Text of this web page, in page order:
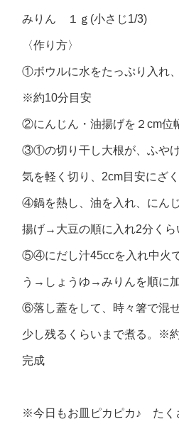
みりん １ｇ(小さじ1/3)
〈作り方〉
①ボウルに水をたっぷり入れ
※約10分目安
②にんじん・油揚げを２cm位
③①の切り干し大根が、ふや
気を軽く切り、2cm目安にざ
④鍋を熱し、油を入れ、にん
揚げ→大豆の順に入れ2分くら
⑤④にだし汁45ccを入れ中火
う→しょうゆ→みりんを順に加
⑥落し蓋をして、時々箸で混
少し残るくらいまで煮る。※
完成
※今日もお皿ピカピカ♪ たく